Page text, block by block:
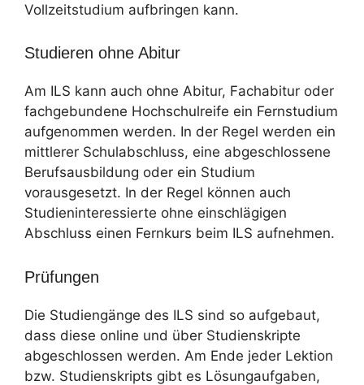
Vollzeitstudium aufbringen kann.
Studieren ohne Abitur
Am ILS kann auch ohne Abitur, Fachabitur oder
fachgebundene Hochschulreife ein Fernstudium
aufgenommen werden. In der Regel werden ein
mittlerer Schulabschluss, eine abgeschlossene
Berufsausbildung oder ein Studium
vorausgesetzt. In der Regel können auch
Studieninteressierte ohne einschlägigen
Abschluss einen Fernkurs beim ILS aufnehmen.
Prüfungen
Die Studiengänge des ILS sind so aufgebaut,
dass diese online und über Studienskripte
abgeschlossen werden. Am Ende jeder Lektion
bzw. Studienskripts gibt es Lösungaufgaben,